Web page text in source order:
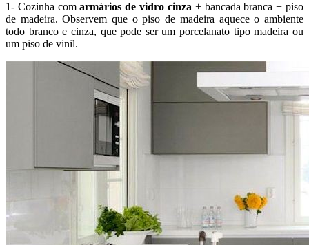
1- Cozinha comarmários de vidro cinza+ bancada branca + piso
de madeira. Observem que o piso de madeira aquece o ambiente
todo branco e cinza, que pode ser um porcelanato tipo madeira ou
um piso de vinil.